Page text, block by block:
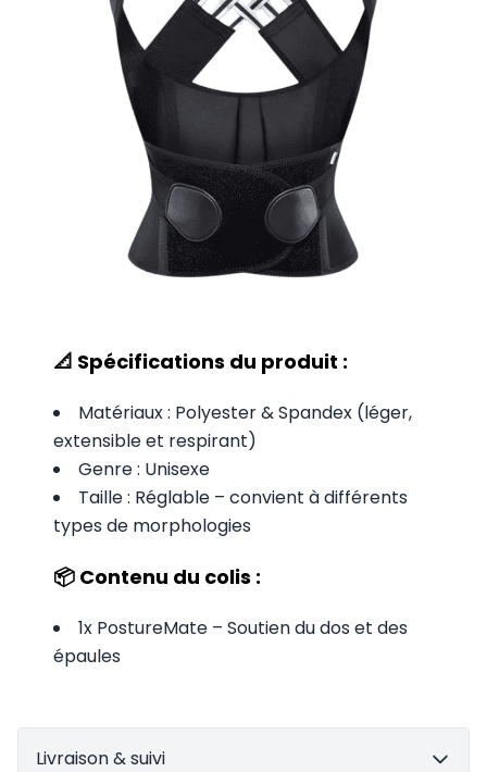
📐 Spécifications du produit :
Matériaux : Polyester & Spandex (léger,
extensible et respirant)
Genre : Unisexe
Taille : Réglable – convient à différents
types de morphologies
📦 Contenu du colis :
1x PostureMate – Soutien du dos et des
épaules
Livraison & suivi